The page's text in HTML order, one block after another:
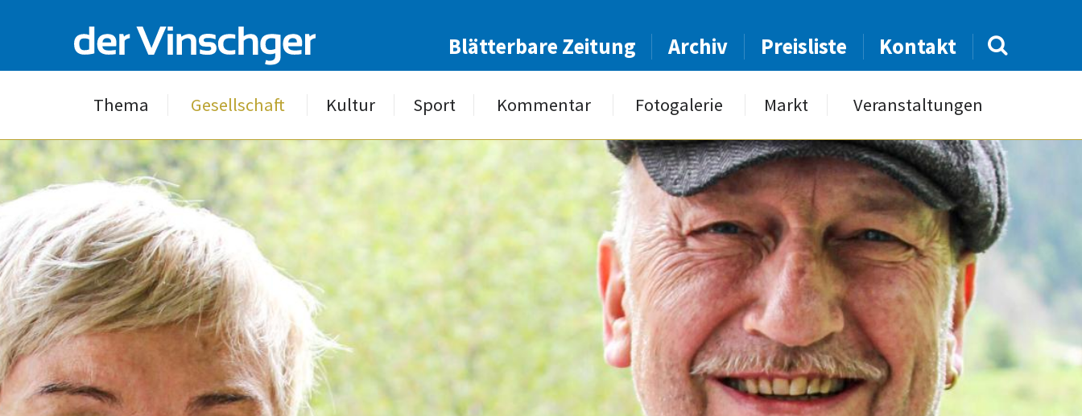
Blätterbare Zeitung Archiv Preisliste Kontakt
Thema Gesellschaft Kultur Sport Kommentar Fotogalerie Markt Veranstaltungen